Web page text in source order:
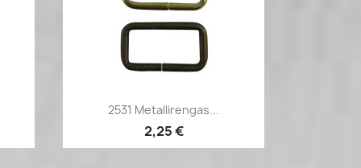
Pikakatselu
2531 Metallirengas...
2,25 €